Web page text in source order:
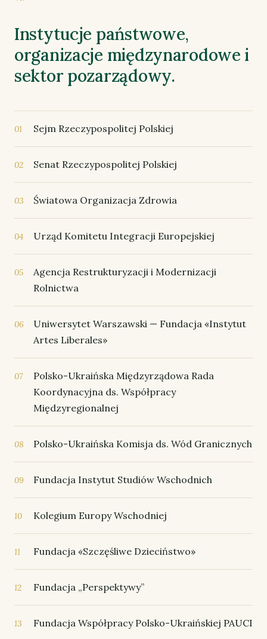
Instytucje państwowe,
organizacje międzynarodowe i
sektor pozarządowy.
01 Sejm Rzeczypospolitej Polskiej
02 Senat Rzeczypospolitej Polskiej
03 Światowa Organizacja Zdrowia
04 Urząd Komitetu Integracji Europejskiej
05
Agencja Restrukturyzacji i Modernizacji
Rolnictwa
06
Uniwersytet Warszawski — Fundacja «Instytut
Artes Liberales»
07
Polsko-Ukraińska Międzyrządowa Rada
Koordynacyjna ds. Współpracy
Międzyregionalnej
08 Polsko-Ukraińska Komisja ds. Wód Granicznych
09 Fundacja Instytut Studiów Wschodnich
10 Kolegium Europy Wschodniej
11 Fundacja «Szczęśliwe Dzieciństwo»
12 Fundacja „Perspektywy”
13 Fundacja Współpracy Polsko-Ukraińskiej PAUCI